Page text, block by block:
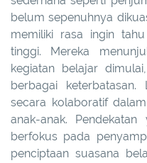
belum sepenuhnya
memiliki rasa ingin
tinggi. Mereka
kegiatan belajar
berbagai
secara kolaboratif
anak-anak.
berfokus pada
penciptaan suasana